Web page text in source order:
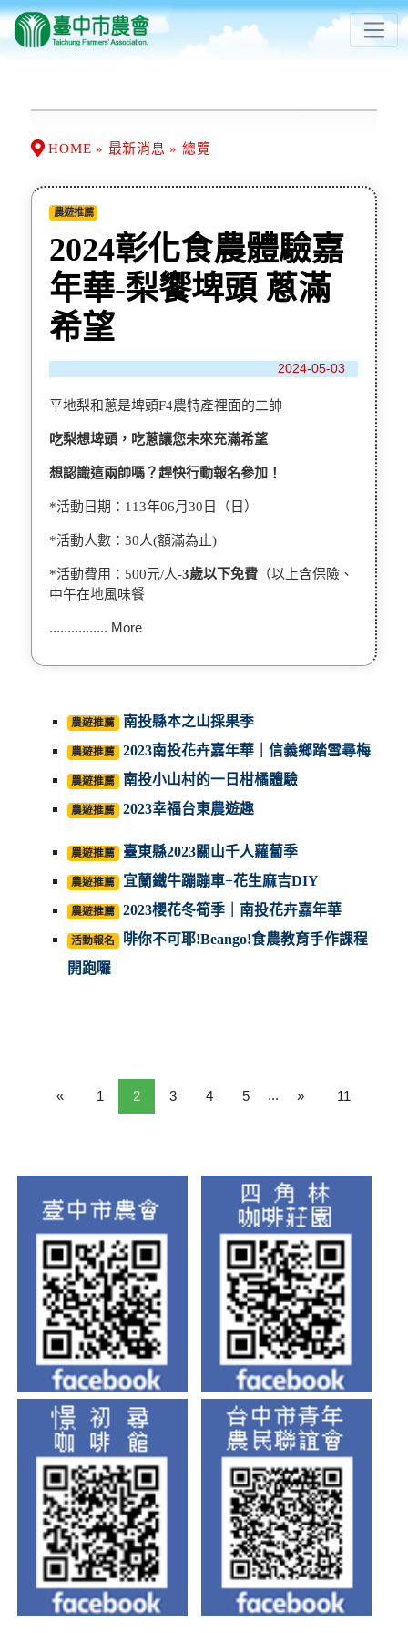
HOME » 最新消息 » 總覽
農遊推薦
2024彰化食農體驗嘉
年華-梨饗埤頭 蔥滿
希望
2024-05-03
平地梨和蔥是埤頭F4農特產裡面的二帥
吃梨想埤頭，吃蔥讓您未來充滿希望
想認識這兩帥嗎？趕快行動報名參加！
*活動日期：113年06月30日（日）
*活動人數：30人(額滿為止)
*活動費用：500元/人-3歲以下免費 （以上含保險、
中午在地風味餐
................ More
農遊推薦 南投縣本之山採果季
農遊推薦 2023南投花卉嘉年華｜信義鄉踏雪尋梅
農遊推薦 南投小山村的一日柑橘體驗
農遊推薦 2023幸福台東農遊趣
農遊推薦 臺東縣2023關山千人蘿蔔季
農遊推薦 宜蘭鐵牛蹦蹦車+花生麻吉DIY
農遊推薦 2023櫻花冬筍季｜南投花卉嘉年華
活動報名
啡你不可耶!Beango!食農教育手作課程
開跑囉
« 1 2 3 4 5 ... » 11